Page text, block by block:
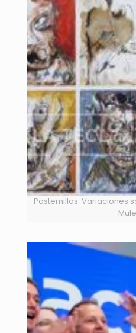
Postemillas: Variaciones